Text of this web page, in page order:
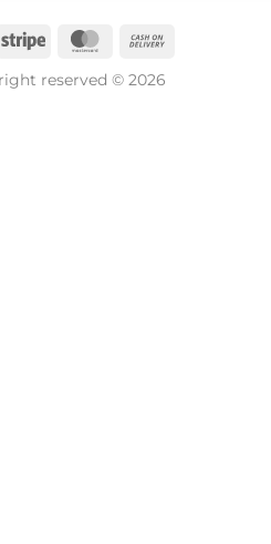
reserved © 2026